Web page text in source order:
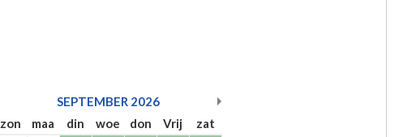
SEPTEMBER 2026
zon
maa din woe don Vrij
zat